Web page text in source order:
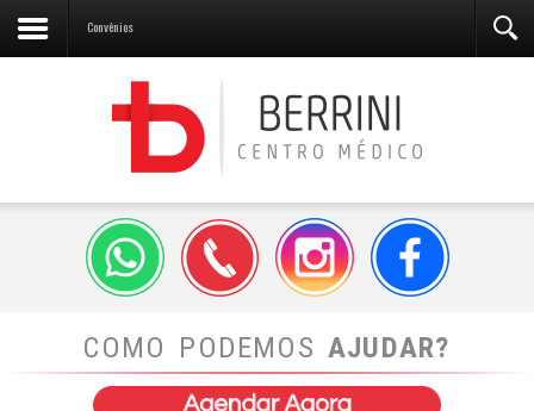
Convênios
COMO PODEMOS AJUDAR?